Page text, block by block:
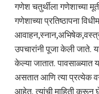
गणेश चतुर्थीला गणेशाच्या
गणेशाच्या प्रतिष्ठापना
उपचारांनी पूजा केली जाते.
केल्या जातात. पावसाळ्यात
असतात आणि त्या प्रत्येक
आहेत. त्यांची माहिती